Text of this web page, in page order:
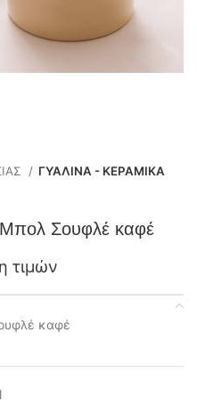
ΓΥΑΛΙΝΑ - ΚΕΡΑΜΙΚΑ
Μπολ Σουφλέ καφέ
τιμών
καφέ